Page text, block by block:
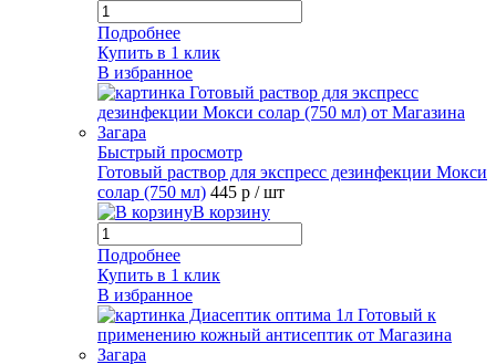
Подробнее
Купить в 1 клик
В избранное
Быстрый просмотр
Готовый раствор для экспресс дезинфекции Мокси
солар (750 мл) 445 р / шт
В корзину
Подробнее
Купить в 1 клик
В избранное